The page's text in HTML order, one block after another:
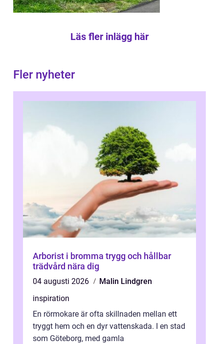
Läs fler inlägg här
Fler nyheter
Arborist i bromma trygg och hållbar
trädvård nära dig
04 augusti 2026
Malin Lindgren
inspiration
En rörmokare är ofta skillnaden mellan ett
tryggt hem och en dyr vattenskada. I en stad
som Göteborg, med gamla